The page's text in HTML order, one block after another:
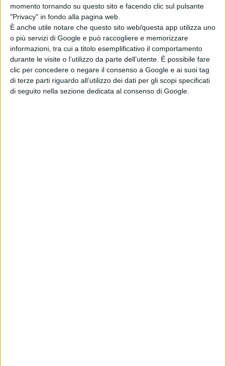
momento tornando su questo sito e facendo clic sul pulsante
"Privacy" in fondo alla pagina web.
È anche utile notare che questo sito web/questa app utilizza uno
o più servizi di Google e può raccogliere e memorizzare
informazioni, tra cui a titolo esemplificativo il comportamento
durante le visite o l’utilizzo da parte dell’utente. È possibile fare
clic per concedere o negare il consenso a Google e ai suoi tag
di terze parti riguardo all’utilizzo dei dati per gli scopi specificati
di seguito nella sezione dedicata al consenso di Google.
di Emanuela Giuliani
Chi siamo Privacy Policy
Cookie Policy
Emanuela Giuliani CFGLNMNL77T43L639 Disclaimer